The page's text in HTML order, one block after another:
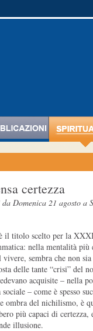
certezza
Domenica 21 agosto a
il titolo scelto per la
nella mentalità
sembra che non
delle tante “crisi” del
acquisite – nella
– come è spesso
ombra del nichilismo, è
più capaci di certezza,
illusione.